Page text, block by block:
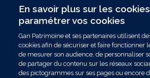
En savoir plus sur les
paramétrer vos cookies
Gan Patrimoine et ses partenaires utilisent
cookies afin de sécuriser et faire fonctionner
de mesurer son audience, de personnaliser
de partager du contenu sur les réseaux
des pictogrammes sur ses pages ou encore